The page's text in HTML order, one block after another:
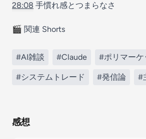
28:08 手慣れ感とつまらなさ
🎬 関連 Shorts
#AI雑談 #Claude #ポリマーケ
#システムトレード #発信論 #
感想